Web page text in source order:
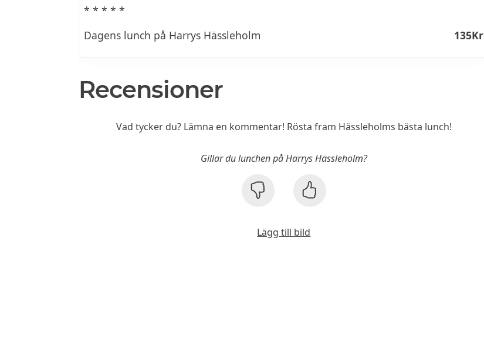
* * * * *
Dagens lunch på Harrys Hässleholm
135Kr
Recensioner
Vad tycker du? Lämna en kommentar! Rösta fram Hässleholms bästa lunch!
Gillar du lunchen på Harrys Hässleholm?
Lägg till bild